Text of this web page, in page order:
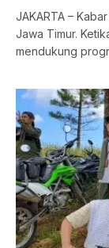
JAKARTA –
Jawa Timur.
mendukung